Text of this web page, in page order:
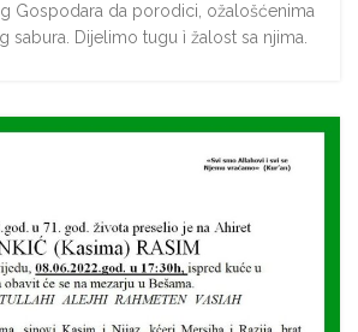
Gospodara da porodici, ožalošćenima
sabura. Dijelimo tugu ì žalost sa njima.